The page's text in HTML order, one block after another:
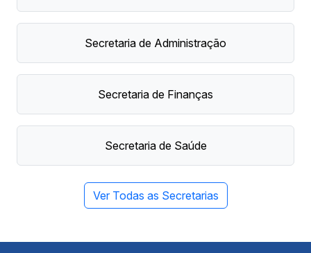
Secretaria de Administração
Secretaria de Finanças
Secretaria de Saúde
Ver Todas as Secretarias